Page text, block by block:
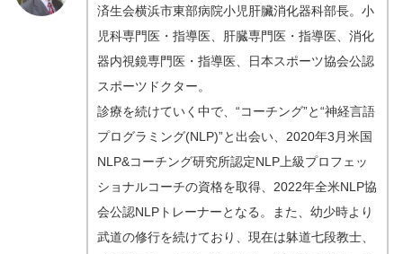
済生会横浜市東部病院小児肝臟消化器科部長。小
児科専門医・指導医、肝臓専門医・指導医、消化
器内視鏡専門医・指導医、日本スポーツ協会公認
スポーツドクター。
診療を続けていく中で、“コーチング”と“神経言語
プログラミング(NLP)”と出会い、2020年3月米国
NLP&コーチング研究所認定NLP上級プロフェッ
ショナルコーチの資格を取得、2022年全米NLP協
会公認NLPトレーナーとなる。また、幼少時より
武道の修行を続けており、現在は躰道七段教士、